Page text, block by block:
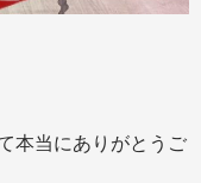
本当にありがとうご